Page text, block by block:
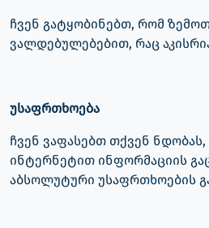
ჩვენ გატყობინებთ, რომ
ვალდებულებებით, რაც
უსაფრთხოება
ჩვენ ვაფასებთ თქვენ
ინტერნეტით ინფორმაციის
აბსოლუტური უსაფრთხოების